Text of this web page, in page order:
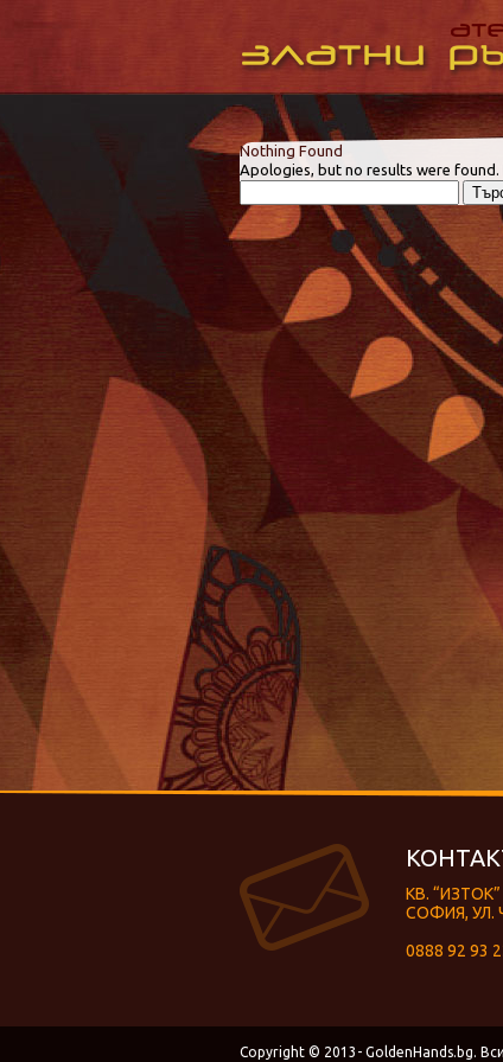
Nothing Found
Apologies, but no results were
за:
КВ. “ИЗТОК”
СОФИЯ, УЛ.
0888 92 93
Copyright © 2013- GoldenHands.bg.